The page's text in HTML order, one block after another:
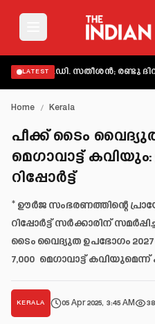
LATEST
വി.ഡി. സതീശൻ; രണ്ടു
Home / Kerala
പീക്ക് ടൈം
മെഗാവാട്ട്
റിപ്പോർട്ട്
* ഊർജ സംഭരണത്തിന്റെ
റിപ്പോർട്ട് സർക്കാരിന്
ടൈം വൈദ്യുത ഉപഭോഗം
7,000 മെഗാവാട്ട്
KERALA 05 Apr 2025, 3:45 AM